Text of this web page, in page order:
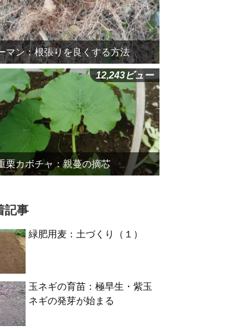
マン：根張りを良くする方法
栗カボチャ：親蔓の摘芯
12,243ビュー
記事
緑肥用麦：土づくり（１）
玉ネギの育苗：極早生・紫玉
ネギの発芽が始まる